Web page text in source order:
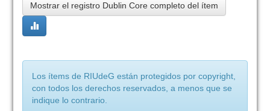
Mostrar el registro Dublin Core completo del ítem
Los ítems de RIUdeG están protegidos por copyright,
con todos los derechos reservados, a menos que se
indique lo contrario.